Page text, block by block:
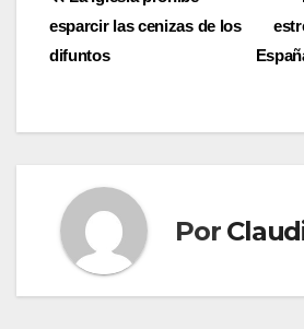
de
esparcir las cenizas de los
difuntos
Por